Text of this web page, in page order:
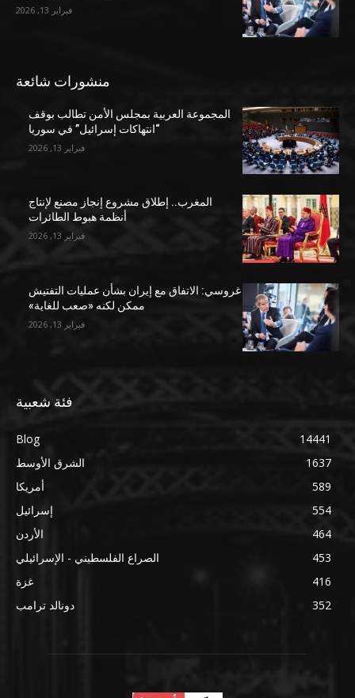
فبراير 13, 2026
منشورات شائعة
المجموعة العربية بمجلس الأمن تطالب بوقف
“انتهاكات إسرائيل” في سوريا
فبراير 13, 2026
المغرب.. إطلاق مشروع إنجاز مصنع لإنتاج
أنظمة هبوط الطائرات
فبراير 13, 2026
غروسي: الاتفاق مع إيران بشأن عمليات التفتيش
ممكن لكنه «صعب للغاية»
فبراير 13, 2026
فئة شعبية
Blog
14441
الشرق الأوسط
1637
أمريكا
589
إسرائيل
554
الأردن
464
الصراع الفلسطيني - الإسرائيلي
453
غزة
416
دونالد ترامب
352